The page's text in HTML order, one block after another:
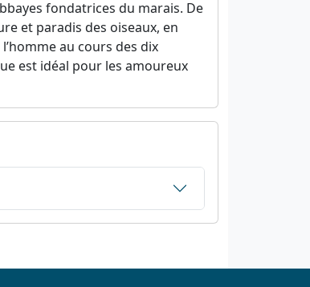
fondatrices du marais. De
et paradis des oiseaux, en
au cours des dix
est idéal pour les amoureux